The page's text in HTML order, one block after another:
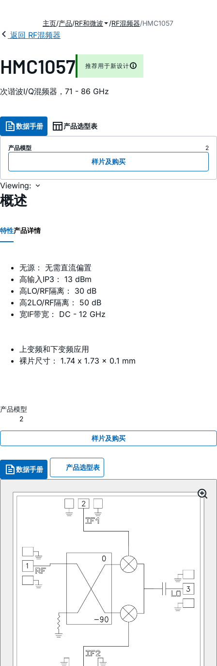
主页 产品 RF和微波 RF混频器 HMC1057
返回 RF混频器
HMC1057 推荐用于新设计
次谐波I/Q混频器，71 - 86 GHz
数据手册 产品选型表
产品模型 2
样片及购买
Viewing:
概述
特性产品详情
无源： 无需直流偏置
高输入IP3： 13 dBm
高LO/RF隔离： 30 dB
高2LO/RF隔离： 50 dB
宽IF带宽： DC - 12 GHz
上变频和下变频应用
裸片尺寸： 1.74 x 1.73 x 0.1 mm
产品模型
2
样片及购买
数据手册 产品选型表